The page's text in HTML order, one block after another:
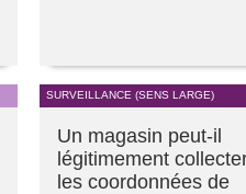
SURVEILLANCE (SENS LARGE)
Un magasin peut-il
légitimement
les coordonnées de